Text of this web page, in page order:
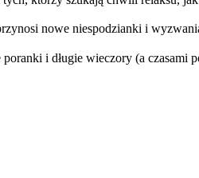
nowe niespodzianki i
i długie wieczory (a czasami